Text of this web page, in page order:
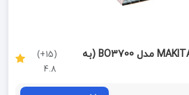
سنباده لرزان برقی ماکیتا MAKITA مدل BO3700 (به
(15+)
4.8